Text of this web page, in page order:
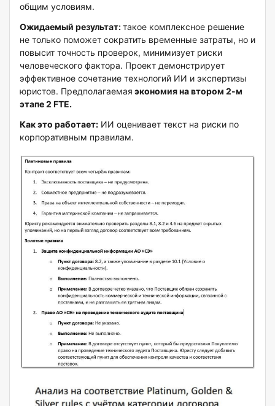
общим условиям.
Ожидаемый результат:такое комплексное решение
не только поможет сократить временные затраты, но и
повысит точность проверок, минимизует риски
человеческого фактора. Проект демонстрирует
эффективное сочетание технологий ИИ и экспертизы
юристов. Предполагаемая экономия на втором 2-м
этапе 2 FTE.
Как это работает: ИИ оценивает текст на риски по
корпоративным правилам.